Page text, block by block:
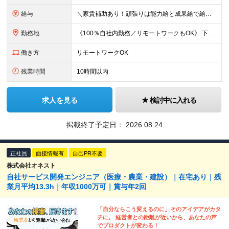
給与 ＼家賃補助あり！頑張りは能力給と成果給で給与に還元！／ ★賞与3か月分&資格手当も充実 ★社宅制度あり（当社契約の賃貸住宅の場合は家賃を50％負担／最大5万円） ※社宅制度をご利用される場合は、礼金
勤務地 《100％自社内勤務／リモートワークもOK》 下記いずれかでの勤務となりますのでお選びください（ご希望に沿わない配属はありません） ■東京本社／東京都台東区浅草橋5-5-5 キムラビル4F ■広島オ
働き方 リモートワークOK
残業時間 10時間以内
求人を見る 検討中に入れる
掲載終了予定日： 2026.08.24
正社員 面接情報有 自己PR不要
株式会社オネスト
自社サービス開発エンジニア（医療・農業・建設）｜在宅あり｜残
業月平均13.3h｜年収1000万可｜賞与年2回
「自分ならこう変えるのに」そのアイデアがカタ
チに。 経営者との距離が近いから、あなたの声
でプロダクトが変わる！